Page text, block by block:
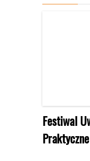
Festiwal